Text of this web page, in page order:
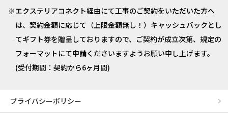
エクステリアコネクト経由にて工事のご契約をいただいた方へ
は、契約金額に応じて（上限金額無し！）キャッシュバックとし
てギフト券を贈呈しておりますので、ご契約が成立次第、規定の
フォーマットにて申請くださいますようお願い申し上げます。
(受付期間：契約から6ヶ月間)
プライバシーポリシー